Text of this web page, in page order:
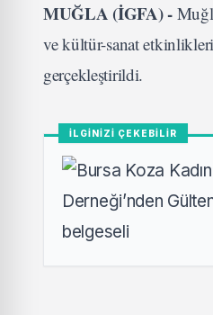
MUĞLA (İGFA) -
ve kültür-sanat
gerçekleştirildi.
İLGİNİZİ ÇEKEBİLİR